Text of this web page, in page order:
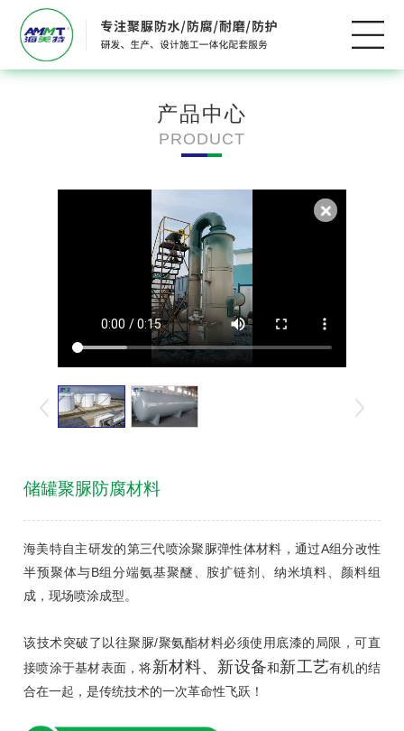
产品中心
PRODUCT
储罐聚脲防腐材料
海美特自主研发的第三代喷涂聚脲弹性体材料，通过A组分改性
半预聚体与B组分端氨基聚醚、胺扩链剂、纳米填料、颜料组
成，现场喷涂成型。
该技术突破了以往聚脲/聚氨酯材料必须使用底漆的局限，可直
接喷涂于基材表面，将新材料、新设备和 新工艺有机的结
合在一起，是传统技术的一次革命性飞跃！